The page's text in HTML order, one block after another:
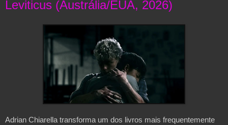
Leviticus (Austrália/EUA, 2026)
Adrian Chiarella transforma um dos livros mais frequentemente